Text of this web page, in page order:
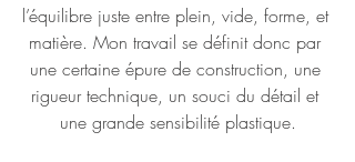
l’équilibre juste entre plein, vide, forme, et
matière. Mon travail se définit donc par
une certaine épure de construction, une
rigueur technique, un souci du détail et
une grande sensibilité plastique.